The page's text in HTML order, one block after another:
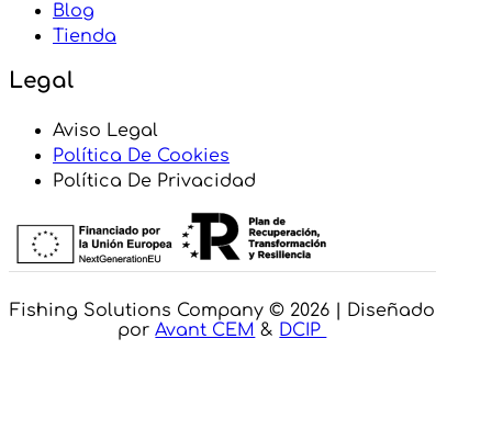
Blog
Tienda
Legal
Aviso Legal
Política De Cookies
Política De Privacidad
Fishing Solutions Company © 2026 | Diseñado
porAvant CEM & DCIP